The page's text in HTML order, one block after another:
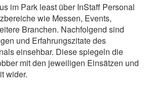
im Park least über InStaff Personal
wie Messen, Events,
Branchen. Nachfolgend sind
und Erfahrungszitate des
einsehbar. Diese spiegeln die
mit den jeweiligen Einsätzen und
wider.